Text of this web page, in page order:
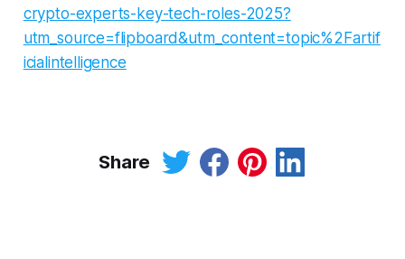
crypto-experts-key-tech-roles-2025?
utm_source=flipboard&utm_content=topic%2Fartif
icialintelligence
Share